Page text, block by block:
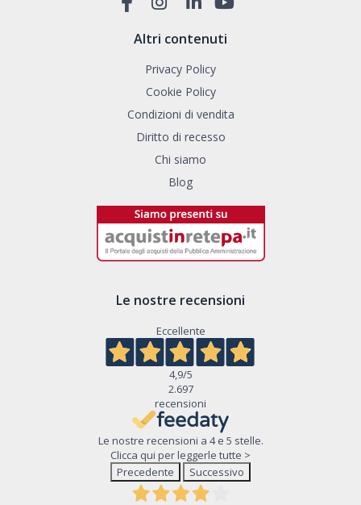
Altri contenuti
Privacy Policy
Cookie Policy
Condizioni di vendita
Diritto di recesso
Chi siamo
Blog
Le nostre recensioni
Eccellente
4,9/5
2.697
recensioni
Le nostre recensioni a 4 e 5 stelle.
Clicca qui per leggerle tutte >
Precedente
Successivo